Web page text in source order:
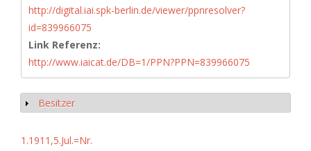
http://digital.iai.spk-berlin.de/viewer/ppnresolver?
id=839966075
Link Referenz:
http://www.iaicat.de/DB=1/PPN?PPN=839966075
Anzeigen
Besitzer
1.1911,5.Jul.=Nr.